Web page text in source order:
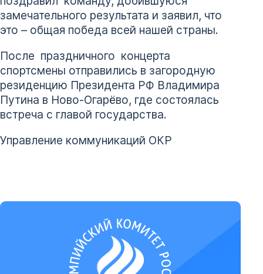
замечательного результата и заявил, что
это – общая победа всей нашей страны.
После праздничного концерта
спортсмены отправились в загородную
резиденцию Президента РФ Владимира
Путина в Ново-Огарёво, где состоялась
встреча с главой государства.
Управление коммуникаций ОКР